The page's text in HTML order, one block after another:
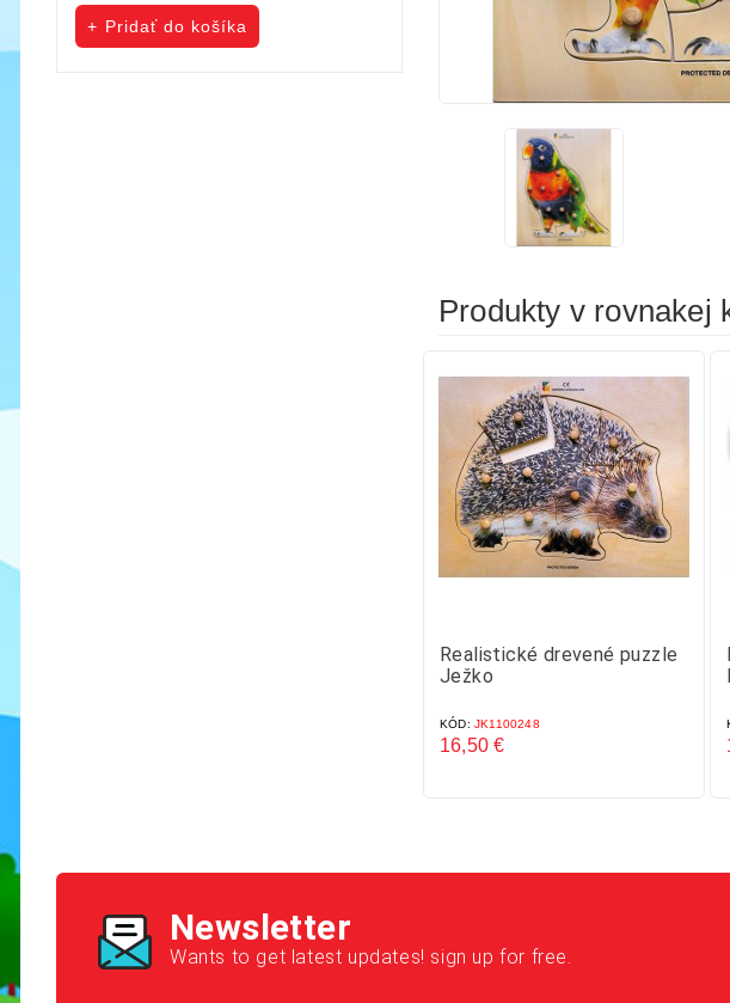
cena
Pridať do košíka
Produkty v rovnakej
Realistické drevené puzzle
Ježko
KÓD: JK1100248
16,50 €
Newsletter
Wants to get latest updates! sign up for free.